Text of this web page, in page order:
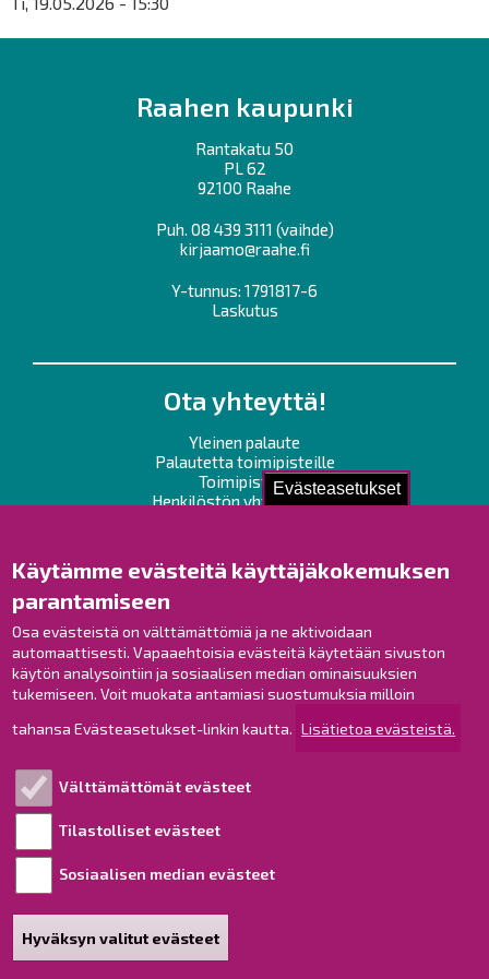
Evästeasetukset
Käytämme evästeitä käyttäjäkokemuksen
parantamiseen
Osa evästeistä on välttämättömiä ja ne aktivoidaan
automaattisesti. Vapaaehtoisia evästeitä käytetään sivuston
käytön analysointiin ja sosiaalisen median ominaisuuksien
tukemiseen. Voit muokata antamiasi suostumuksia milloin
tahansa Evästeasetukset-linkin kautta. Lisätietoa evästeistä.
Välttämättömät evästeet
Tilastolliset evästeet
Sosiaalisen median evästeet
Hyväksyn valitut evästeet
Raahen kaupunki
Rantakatu 50
PL 62
92100 Raahe
Puh. 08 439 3111 (vaihde)
kirjaamo@raahe.fi
Y-tunnus: 1791817-6
Laskutus
Ota yhteyttä!
Yleinen palaute
Palautetta toimipisteille
Toimipisteet
Henkilöstön yhteystiedot
Raahe Facebookissa
Raahe Instagramissa
Raahe LinkedInissä
Raahe YouTubessa
Viranhaltijapäätökset
Saavutettavuusseloste
Sivukartta